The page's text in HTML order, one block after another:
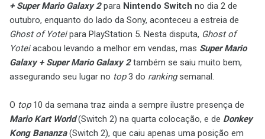
+ Super Mario Galaxy 2para Nintendo Switch no dia 2 de
outubro, enquanto do lado da Sony, aconteceu a estreia de
Ghost of Yoteipara PlayStation 5. Nesta disputa, Ghost of
Yoteiacabou levando a melhor em vendas, mas Super Mario
Galaxy + Super Mario Galaxy 2também se saiu muito bem,
assegurando seu lugar no top3 do rankingsemanal.
O top10 da semana traz ainda a sempre ilustre presença de
Mario Kart World(Switch 2) na quarta colocação, e de Donkey
Kong Bananza(Switch 2), que caiu apenas uma posição em